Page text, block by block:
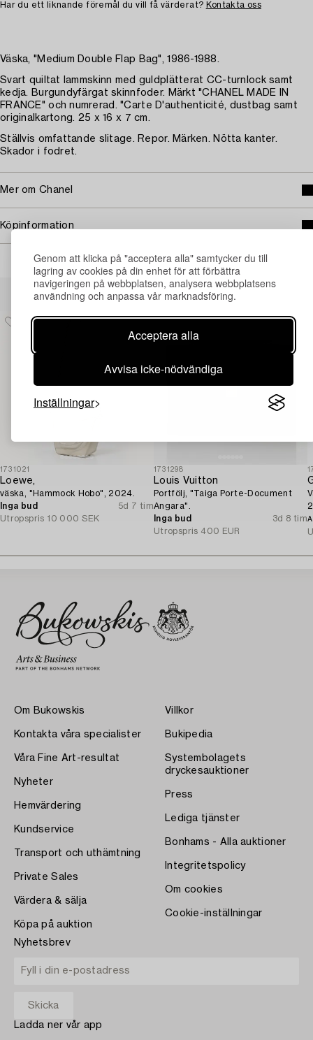
Genom att klicka på "acceptera alla" samtycker du till
lagring av cookies på din enhet för att förbättra
navigeringen på webbplatsen, analysera webbplatsens
användning och anpassa vår marknadsföring.
Acceptera alla
Avvisa icke-nödvändiga
Inställningar
Har du ett liknande föremål du vill få värderat? Kontakta oss
Väska, "Medium Double Flap Bag", 1986-1988.
Svart quiltat lammskinn med guldplätterat CC-turnlock samt
kedja. Burgundyfärgat skinnfoder. Märkt "CHANEL MADE IN
FRANCE" och numrerad. "Carte D'authenticité, dustbag samt
originalkartong. 25 x 16 x 7 cm.
Ställvis omfattande slitage. Repor. Märken. Nötta kanter.
Skador i fodret.
Mer om Chanel
Köpinformation
Andra har även tittat på
1731021
Loewe,
väska, "Hammock Hobo", 2024.
Inga bud
5d 7 tim
Utropspris 10 000 SEK
1731298
Louis Vuitton
Portfölj, "Taiga Porte-Document
Angara".
Inga bud
3d 8 tim
Utropspris 400 EUR
Om Bukowskis
Kontakta våra specialister
Våra Fine Art-resultat
Nyheter
Hemvärdering
Kundservice
Transport och uthämtning
Private Sales
Värdera & sälja
Köpa på auktion
Villkor
Bukipedia
Systembolagets
dryckesauktioner
Press
Lediga tjänster
Bonhams - Alla auktioner
Integritetspolicy
Om cookies
Cookie-inställningar
Nyhetsbrev
Ladda ner vår app